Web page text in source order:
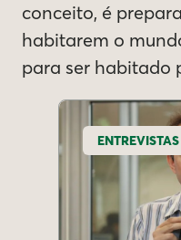
conceito, é
habitarem o
para ser habitado
ENTREVISTAS